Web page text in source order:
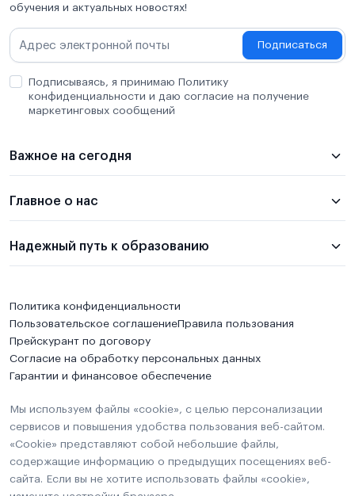
обучения и актуальных новостях!
Подписаться
Подписываясь, я принимаю Политику
конфиденциальности и даю согласие на получение
маркетинговых сообщений
Важное на сегодня
Главное о нас
Надежный путь к образованию
Политика конфиденциальности
Пользовательское соглашениеПравила пользования
Прейскурант по договору
Согласие на обработку персональных данных
Гарантии и финансовое обеспечение
Мы используем файлы «cookie», с целью персонализации
сервисов и повышения удобства пользования веб-сайтом.
«Cookie» представляют собой небольшие файлы,
содержащие информацию о предыдущих посещениях веб-
сайта. Если вы не хотите использовать файлы «cookie»,